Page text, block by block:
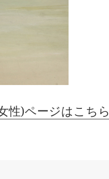
性)ページはこちら